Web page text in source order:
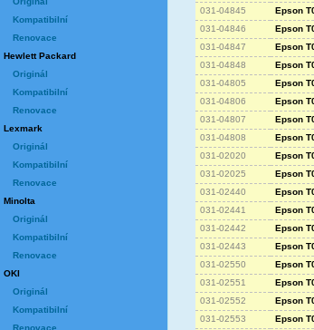
Kompatibilní
Renovace
Hewlett Packard
Originál
Kompatibilní
Renovace
Lexmark
Originál
Kompatibilní
Renovace
Minolta
Originál
Kompatibilní
Renovace
OKI
Originál
Kompatibilní
Renovace
031-04845
Epson
031-04846
Epson
031-04847
Epson
031-04848
Epson
031-04805
Epson
031-04806
Epson
031-04807
Epson
031-04808
Epson
031-02020
Epson
031-02025
Epson
031-02440
Epson
031-02441
Epson
031-02442
Epson
031-02443
Epson
031-02550
Epson
031-02551
Epson
031-02552
Epson
031-02553
Epson